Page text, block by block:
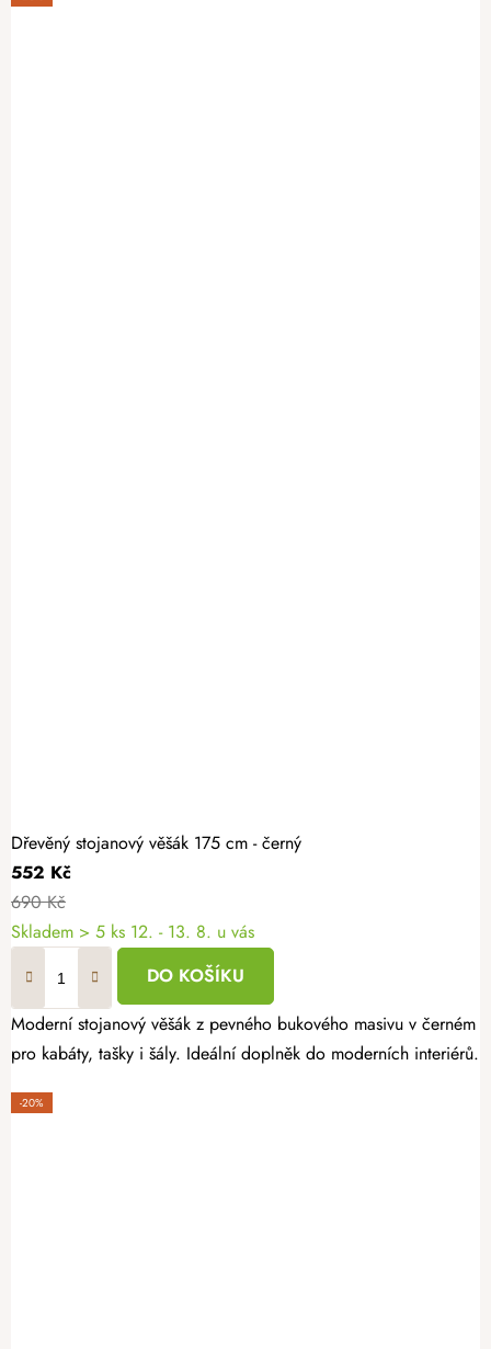
Dřevěný stojanový věšák 175 cm - černý
552 Kč
690 Kč
Skladem > 5 ks 12. - 13. 8. u vás
DO KOŠÍKU
Moderní stojanový věšák z pevného bukového masivu v
pro kabáty, tašky i šály. Ideální doplněk do moderních interiérů.
-20%